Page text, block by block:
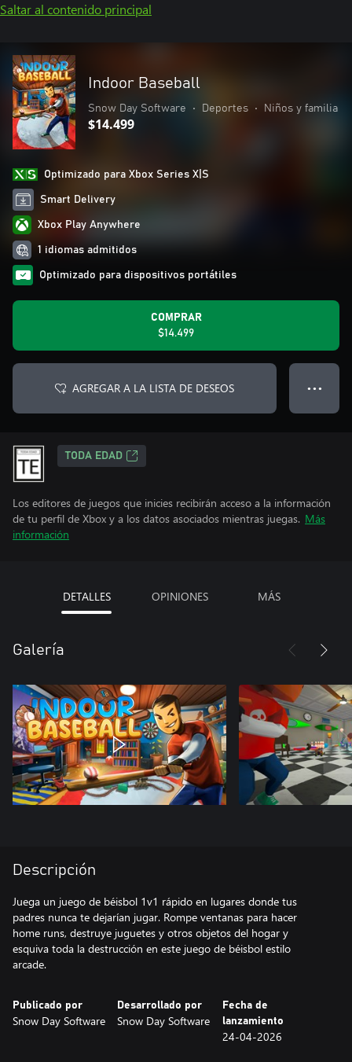
Saltar al contenido principal
Indoor Baseball
Snow Day Software • Deportes • Niños y familia
$14.499
Optimizado para Xbox Series X|S
Smart Delivery
Xbox Play Anywhere
1 idiomas admitidos
Optimizado para dispositivos portátiles
COMPRAR
$14.499
AGREGAR A LA LISTA DE DESEOS ● ● ●
TODA EDAD
Los editores de juegos que inicies recibirán acceso a la información
de tu perfil de Xbox y a los datos asociados mientras juegas. Más
información
DETALLES OPINIONES MÁS
Galería
Descripción
Juega un juego de béisbol 1v1 rápido en lugares donde tus
padres nunca te dejarían jugar. Rompe ventanas para hacer
home runs, destruye juguetes y otros objetos del hogar y
esquiva toda la destrucción en este juego de béisbol estilo
arcade.
Publicado por
Snow Day Software
Desarrollado por
Snow Day Software
Fecha de
lanzamiento
24-04-2026